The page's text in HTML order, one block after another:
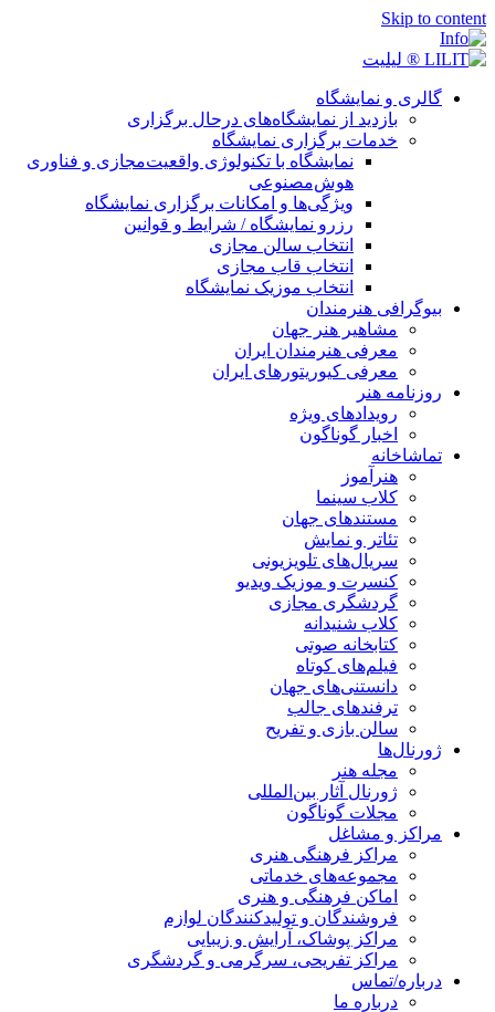
Skip to content
گالری و نمایشگاه
بازدید از نمایشگاه‌های درحال برگزاری
خدمات برگزاری نمایشگاه
نمایشگاه با تکنولوژی واقعیت‌مجازی و فناوری
هوش‌مصنوعی
ویژگی‌ها و امکانات برگزاری نمایشگاه
رزرو نمایشگاه / شرایط و قوانین
انتخاب سالن مجازی
انتخاب قاب مجازی
انتخاب موزیک نمایشگاه
بیوگرافی هنرمندان
مشاهیر هنر جهان
معرفی هنرمندان ایران
معرفی کیوریتورهای ایران
روزنامه هنر
رویدادهای ویژه
اخبار گوناگون
تماشاخانه
هنرآموز
کلاب سینما
مستندهای جهان
تئاتر و نمایش
سریال‌های تلویزیونی
کنسرت و موزیک ویدیو
گردشگری مجازی
کلاب شنیدانه
کتابخانه صوتی
فیلم‌های کوتاه
دانستنی‌های جهان
ترفندهای جالب
سالن بازی و تفریح
ژورنال‌ها
مجله هنر
ژورنال آثار بین‌المللی
مجلات گوناگون
مراکز و مشاغل
مراکز فرهنگی هنری
مجموعه‌های خدماتی
اماکن فرهنگی و هنری
فروشندگان و تولیدکنندگان لوازم
مراکز پوشاک، آرایش و زیبایی
مراکز تفریحی، سرگرمی و گردشگری
درباره/تماس
درباره ما